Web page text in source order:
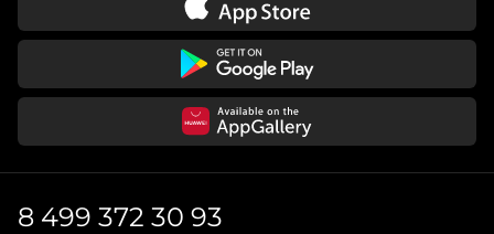
8 499 372 30 93